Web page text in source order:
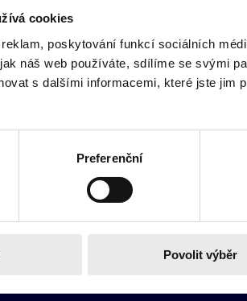
cookies
poskytování funkcí sociálních
náš web používáte, sdílíme se svými
s dalšími informacemi, které jste jim
Preferenční
Povolit výběr